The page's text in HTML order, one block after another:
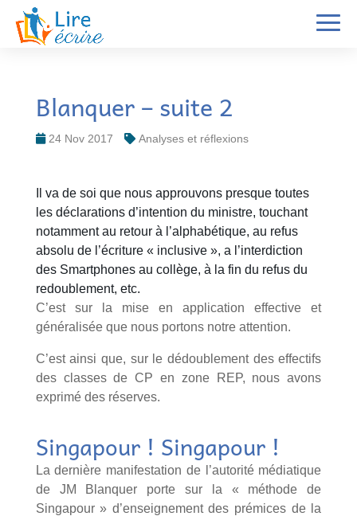
Blanquer – suite 2
24 Nov 2017 Analyses et réflexions
Il va de soi que nous approuvons presque toutes
les déclarations d’intention du ministre, touchant
notamment au retour à l’alphabétique, au refus
absolu de l’écriture « inclusive », a l’interdiction
des Smartphones au collège, à la fin du refus du
redoublement, etc.
C’est sur la mise en application effective et
généralisée que nous portons notre attention.
C’est ainsi que, sur le dédoublement des effectifs
des classes de CP en zone REP, nous avons
exprimé des réserves.
Singapour ! Singapour !
La dernière manifestation de l’autorité médiatique
de JM Blanquer porte sur la « méthode de
Singapour » d’enseignement des prémices de la